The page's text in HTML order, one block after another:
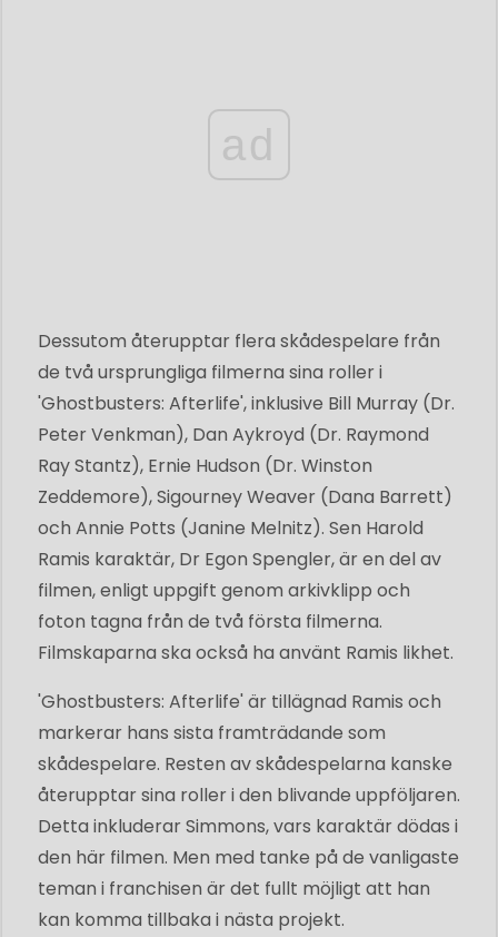
ad
Dessutom återupptar flera skådespelare från
de två ursprungliga filmerna sina roller i
'Ghostbusters: Afterlife', inklusive Bill Murray (Dr.
Peter Venkman), Dan Aykroyd (Dr. Raymond
Ray Stantz), Ernie Hudson (Dr. Winston
Zeddemore), Sigourney Weaver (Dana Barrett)
och Annie Potts (Janine Melnitz). Sen Harold
Ramis karaktär, Dr Egon Spengler, är en del av
filmen, enligt uppgift genom arkivklipp och
foton tagna från de två första filmerna.
Filmskaparna ska också ha använt Ramis likhet.
'Ghostbusters: Afterlife' är tillägnad Ramis och
markerar hans sista framträdande som
skådespelare. Resten av skådespelarna kanske
återupptar sina roller i den blivande uppföljaren.
Detta inkluderar Simmons, vars karaktär dödas i
den här filmen. Men med tanke på de vanligaste
teman i franchisen är det fullt möjligt att han
kan komma tillbaka i nästa projekt.